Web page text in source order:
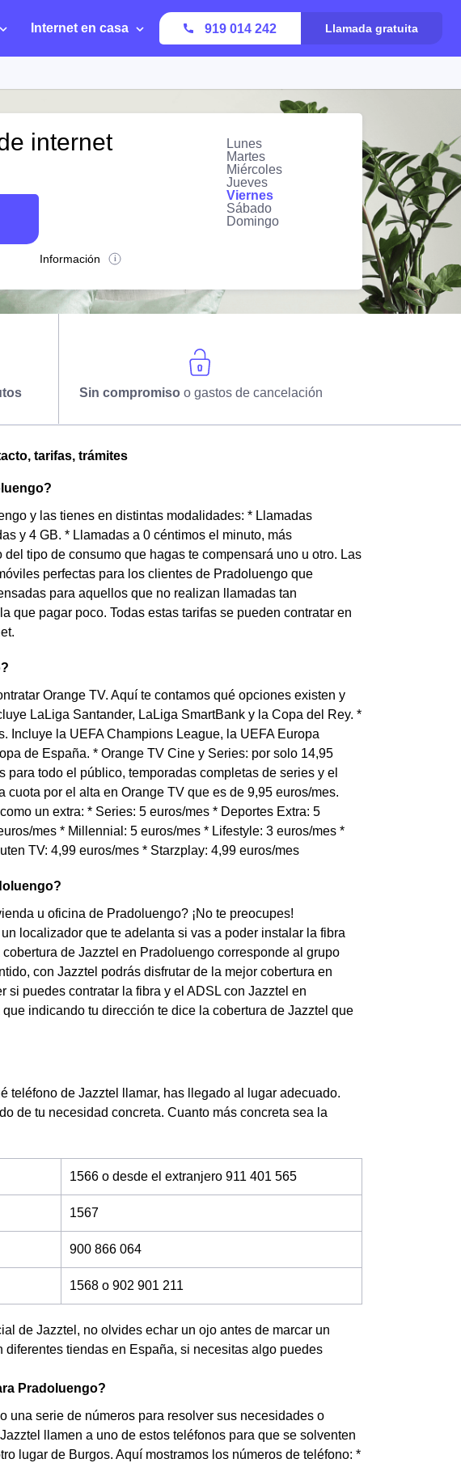
Internet en casa 919 014 242 Llamada gratuita
internet
Información
Lunes
Martes
Miércoles
Jueves
Viernes
Sábado
Domingo
Sin compromiso o gastos de cancelación
tarifas, trámites
y las tienes en distintas modalidades: * Llamadas
y 4 GB. * Llamadas a 0 céntimos el minuto, más
tipo de consumo que hagas te compensará uno u otro. Las
perfectas para los clientes de Pradoluengo que
para aquellos que no realizan llamadas tan
que pagar poco. Todas estas tarifas se pueden contratar en
Orange TV. Aquí te contamos qué opciones existen y
LaLiga Santander, LaLiga SmartBank y la Copa del Rey. *
Incluye la UEFA Champions League, la UEFA Europa
de España. * Orange TV Cine y Series: por solo 14,95
todo el público, temporadas completas de series y el
por el alta en Orange TV que es de 9,95 euros/mes.
un extra: * Series: 5 euros/mes * Deportes Extra: 5
mes * Millennial: 5 euros/mes * Lifestyle: 3 euros/mes *
TV: 4,99 euros/mes * Starzplay: 4,99 euros/mes
u oficina de Pradoluengo? ¡No te preocupes!
localizador que te adelanta si vas a poder instalar la fibra
de Jazztel en Pradoluengo corresponde al grupo
con Jazztel podrás disfrutar de la mejor cobertura en
puedes contratar la fibra y el ADSL con Jazztel en
indicando tu dirección te dice la cobertura de Jazztel que
teléfono de Jazztel llamar, has llegado al lugar adecuado.
de tu necesidad concreta. Cuanto más concreta sea la
1566 o desde el extranjero 911 401 565
1567
900 866 064
1568 o 902 901 211
de Jazztel, no olvides echar un ojo antes de marcar un
tiendas en España, si necesitas algo puedes
Pradoluengo?
serie de números para resolver sus necesidades o
llamen a uno de estos teléfonos para que se solventen
lugar de Burgos. Aquí mostramos los números de teléfono: *